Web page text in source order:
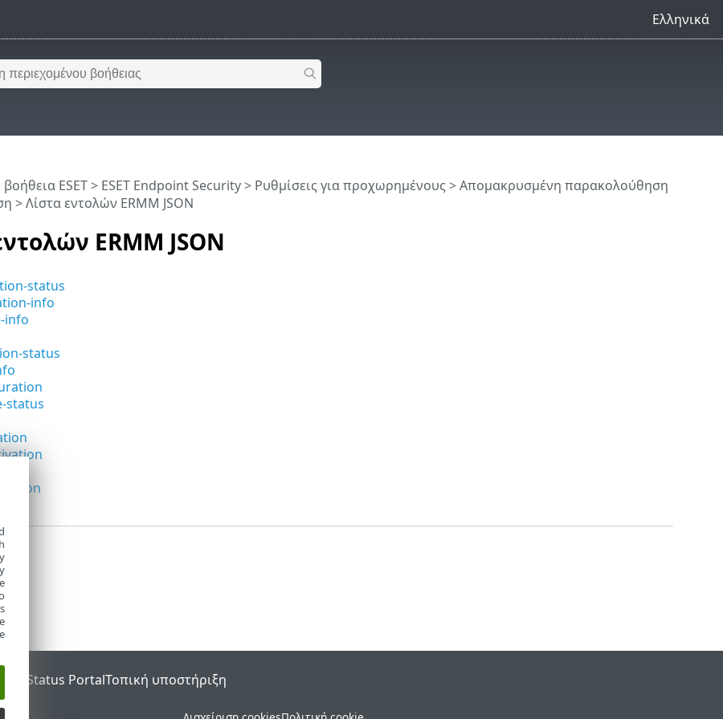
Ελληνικά
ERMM JSON
ESET> ESET Endpoint Security> Ρυθμίσεις για προχωρημένους>Απομακρυσμένη παρακολούθηση
> Λίστα εντολών ERMM JSON
status
info
info
status
status
ESET Status PortalΤοπική υποστήριξη